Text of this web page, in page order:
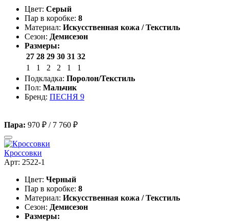
Цвет: Серый
Пар в коробке: 8
Материал: Искусственная кожа / Текстиль
Сезон: Демисезон
Размеры:
27 28 29 30 31 32
1
1 2 2 1
1
Подкладка: Поролон/Текстиль
Пол: Мальчик
Бренд: ПЕСНЯ 9
Пара: 970 ₽ / 7 760 ₽
Кроссовки
Арт: 2522-1
Цвет: Черный
Пар в коробке: 8
Материал: Искусственная кожа / Текстиль
Сезон: Демисезон
Размеры: